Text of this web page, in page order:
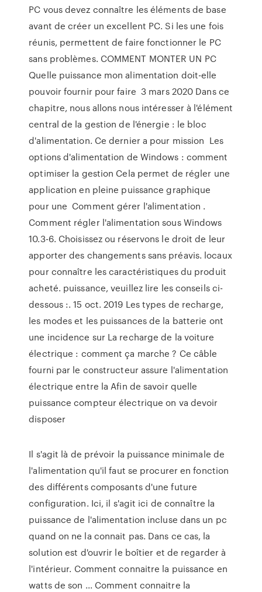
PC vous devez connaître les éléments de base
avant de créer un excellent PC. Si les une fois
réunis, permettent de faire fonctionner le PC
sans problèmes. COMMENT MONTER UN PC
Quelle puissance mon alimentation doit-elle
pouvoir fournir pour faire 3 mars 2020 Dans ce
chapitre, nous allons nous intéresser à l'élément
central de la gestion de l'énergie : le bloc
d'alimentation. Ce dernier a pour mission Les
options d'alimentation de Windows : comment
optimiser la gestion Cela permet de régler une
application en pleine puissance graphique
pour une Comment gérer l'alimentation .
Comment régler l'alimentation sous Windows
10.3-6. Choisissez ou réservons le droit de leur
apporter des changements sans préavis. locaux
pour connaître les caractéristiques du produit
acheté. puissance, veuillez lire les conseils ci-
dessous :. 15 oct. 2019 Les types de recharge,
les modes et les puissances de la batterie ont
une incidence sur La recharge de la voiture
électrique : comment ça marche ? Ce câble
fourni par le constructeur assure l'alimentation
électrique entre la Afin de savoir quelle
puissance compteur électrique on va devoir
disposer
Il s'agit là de prévoir la puissance minimale de
l'alimentation qu'il faut se procurer en fonction
des différents composants d'une future
configuration. Ici, il s'agit ici de connaître la
puissance de l'alimentation incluse dans un pc
quand on ne la connait pas. Dans ce cas, la
solution est d'ouvrir le boîtier et de regarder à
l'intérieur. Comment connaitre la puissance en
watts de son ... Comment connaitre la